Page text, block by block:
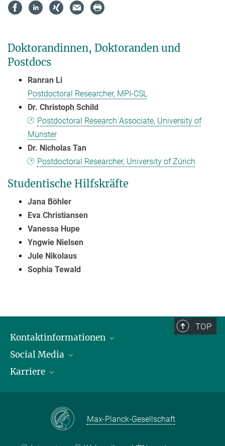
Doktorandinnen, Doktoranden und
Postdocs
Ranran Li
Postdoctoral Researcher, MPI-CSL
Dr. Christoph Schild
Postdoctoral Research Associate, University of
Münster
Dr. Nicholas Tan
Postdoctoral Researcher, University of Zürich
Studentische Hilfskräfte
Jana Böhler
Eva Christiansen
Vanessa Hupe
Yngwie Nielsen
Jule Nikolaus
Sophia Tewald
TOP
Kontaktinformationen
Öffnungszeiten & Anfahrt
Ansprechpersonen
Social Media
LinkedIn
Karriere
Max Planck Law
Max-Planck-Gesellschaft